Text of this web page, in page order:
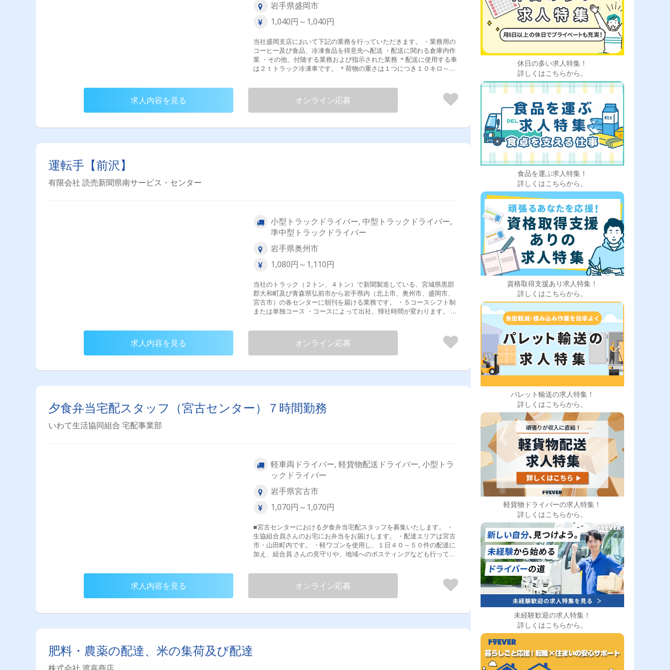
岩手県盛岡市
1,040円～1,040円
当社盛岡支店において下記の業務を行っていただきます。 ・業務用の
コーヒー及び食品、冷凍食品を得意先へ配送 ・配送に関わる倉庫内作
業 ・その他、付随する業務および指示された業務 ＊配送に使用する車
は２ｔトラック冷凍車です。 ＊荷物の重さは１つにつき１０キロ～２
囲：変更なし】 試用期間なし
求人内容を見る オンライン応募
運転手【前沢】
有限会社 読売新聞県南サービス・センター
小型トラックドライバー, 中型トラックドライバー,
準中型トラックドライバー
岩手県奥州市
1,080円～1,110円
当社のトラック（２トン、４トン）で新聞製造している、宮城県黒部
郡大和町及び青森県弘前市から岩手県内（北上市、奥州市、盛岡市、
宮古市）の各センターに朝刊を届ける業務です。 ・５コースシフト制
または単独コース ・コースによって出社、帰社時間が変わります。 ＊
ニアの方も応募歓迎します。 変更範囲：変更なし 試用期間あり ３ヶ
求人内容を見る オンライン応募
夕食弁当宅配スタッフ（宮古センター）７時間勤務
いわて生活協同組合 宅配事業部
軽車両ドライバー, 軽貨物配送ドライバー, 小型トラ
ックドライバー
岩手県宮古市
1,070円～1,070円
■宮古センターにおける夕食弁当宅配スタッフを募集いたします。 ・
生協組合員さんのお宅にお弁当をお届けします。 ・配達エリアは宮古
市・山田町内です。 ・軽ワゴンを使用し、１日４０～５０件の配達に
加え、組合員 さんの見守りや、地域へのポスティングなども行ってい
ります。 「働き方改革関連認定企業」※くるみん認定 試用期間あり
求人内容を見る オンライン応募
肥料・農薬の配達、米の集荷及び配達
休日の多い求人特集！
詳しくはこちらから。
食品を運ぶ求人特集！
詳しくはこちらから。
資格取得支援あり求人特集！
詳しくはこちらから。
パレット輸送の求人特集！
詳しくはこちらから。
軽貨物ドライバーの求人特集！
詳しくはこちらから。
未経験歓迎の求人特集！
詳しくはこちらから。